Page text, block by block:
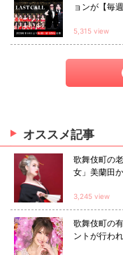
ョンが【毎
5,315 view
オススメ記事
歌舞伎町の
女」美蘭田
3,245 view
歌舞伎町の
ントが行わ